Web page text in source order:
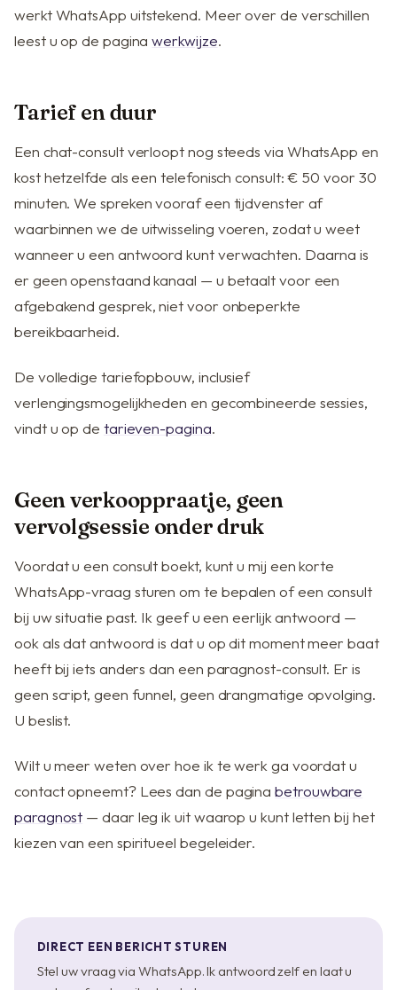
werkt WhatsApp uitstekend. Meer over de verschillen
leest u op de paginawerkwijze.
Tarief en duur
Een chat-consult verloopt nog steeds via WhatsApp en
kost hetzelfde als een telefonisch consult: € 50 voor 30
minuten. We spreken vooraf een tijdvenster af
waarbinnen we de uitwisseling voeren, zodat u weet
wanneer u een antwoord kunt verwachten. Daarna is
er geen openstaand kanaal — u betaalt voor een
afgebakend gesprek, niet voor onbeperkte
bereikbaarheid.
De volledige tariefopbouw, inclusief
verlengingsmogelijkheden en gecombineerde sessies,
vindt u op de tarieven-pagina.
Geen verkooppraatje, geen
vervolgsessie onder druk
Voordat u een consult boekt, kunt u mij een korte
WhatsApp-vraag sturen om te bepalen of een consult
bij uw situatie past. Ik geef u een eerlijk antwoord —
ook als dat antwoord is dat u op dit moment meer baat
heeft bij iets anders dan een paragnost-consult. Er is
geen script, geen funnel, geen drangmatige opvolging.
U beslist.
Wilt u meer weten over hoe ik te werk ga voordat u
contact opneemt? Lees dan de paginabetrouwbare
paragnost — daar leg ik uit waarop u kunt letten bij het
kiezen van een spiritueel begeleider.
DIRECT EEN BERICHT STUREN
Stel uw vraag via WhatsApp. Ik antwoord zelf en laat u